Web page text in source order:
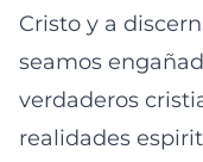
Cristo y a
seamos
verdaderos
realidades